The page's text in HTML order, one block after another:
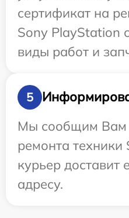
сертификат на
Sony PlayStation
виды работ и
5
Мы сообщим Вам
ремонта
курьер доставит
адресу.